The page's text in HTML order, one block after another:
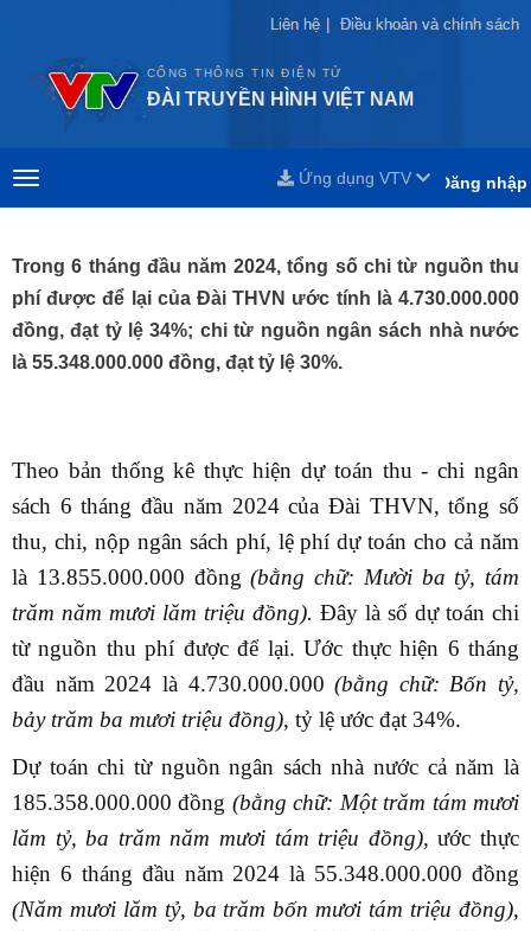
Liên hệ Điều khoản và chính sách
Liên hệ Điều khoản và chính sách
CỔNG THÔNG TIN ĐIỆN TỬ
ĐÀI TRUYỀN HÌNH VIỆT NAM
Đăng nhập
Ứng dụng VTV
Trong 6 tháng đầu năm 2024, tổng số chi từ nguồn thu
phí được để lại của Đài THVN ước tính là 4.730.000.000
đồng, đạt tỷ lệ 34%; chi từ nguồn ngân sách nhà nước
là 55.348.000.000 đồng, đạt tỷ lệ 30%.
Theo bản thống kê thực hiện dự toán thu - chi ngân
sách 6 tháng đầu năm 2024 của Đài THVN, tổng số
thu, chi, nộp ngân sách phí, lệ phí dự toán cho cả năm
là 13.855.000.000 đồng(bằng chữ: Mười ba tỷ, tám
trăm năm mươi lăm triệu đồng). Đây là số dự toán chi
từ nguồn thu phí được để lại. Ước thực hiện 6 tháng
đầu năm 2024 là 4.730.000.000(bằng chữ: Bốn tỷ,
bảy trăm ba mươi triệu đồng), tỷ lệ ước đạt 34%.
Dự toán chi từ nguồn ngân sách nhà nước cả năm là
185.358.000.000 đồng (bằng chữ: Một trăm tám mươi
lăm tỷ, ba trăm năm mươi tám triệu đồng), ước thực
hiện 6 tháng đầu năm 2024 là 55.348.000.000 đồng
(Năm mươi lăm tỷ, ba trăm bốn mươi tám triệu đồng),